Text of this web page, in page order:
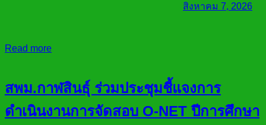
สิงหาคม 7, 2026
Read more
สพม.กาฬสินธุ์ ร่วมประชุมชี้แจงการ
ดำเนินงานการจัดสอบ O-NET ปีการศึกษา